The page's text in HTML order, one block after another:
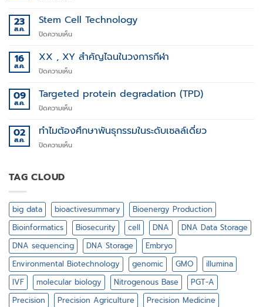
สู่
ปฏิวัติ
รักษา
ทาง
23
ส.ค.
Stem Cell Technology
ปิดความเห็นบน
Cell
Technology
16
ส.ค.
XX , XY สำคัญไฉนในวงการกีฬา
ปิดความเห็นบน
,
สำคัญ
ใน
กีฬา
09
ส.ค.
Targeted protein degradation (TPD)
ปิดความเห็นบน
protein
(TPD)
02
ส.ค.
ทำไมต้องศึกษาพันธุกรรมในระดับเซลล์เดี่ยว
ปิดความเห็นบน
ระดับ
เซลล์
เดี่ยว
TAG CLOUD
big data bioactivesummary
Bioenergy Production
Bioinformatics
Biosecurity cell DNA
DNA Data Storage
DNA sequencing
DNA Storage
Embryo
Environmental Biotechnology
genomic GMO
illumina
IVF
molecular biology Nitrogenous Base
PGT-A
Precision
Precision Agriculture
Precision Medicine